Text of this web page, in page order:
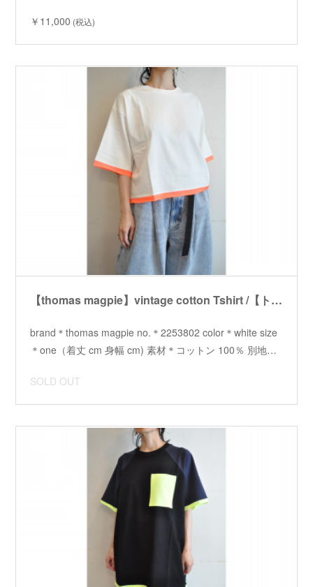
￥11,000 (税込)
【thomas magpie】vintage cotton Tshirt /【トーマスマグパイ】ヴィンテージコットンTシャツ
brand＊thomas magpie no.＊2253802 color＊white size
＊one（着丈 cm 身幅 cm) 素材＊コットン 100％ 別地…
SOLD OUT